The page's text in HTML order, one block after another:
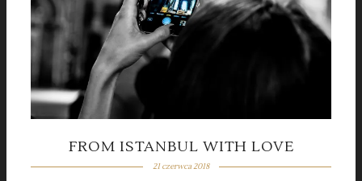
FROM ISTANBUL WITH LOVE
21 czerwca 2018